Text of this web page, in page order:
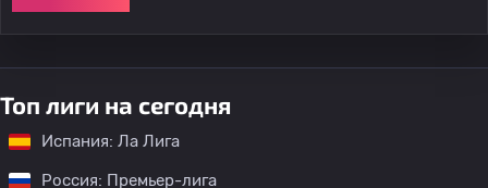
Топ лиги на сегодня
Испания: Ла Лига
Россия: Премьер-лига